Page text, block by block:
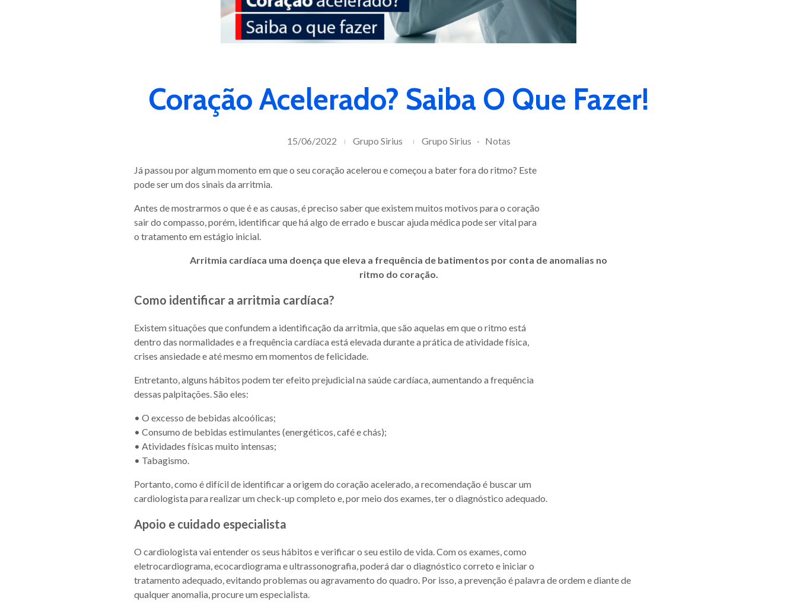
Coração Acelerado? Saiba O Que Fazer!
15/06/2022 Grupo Sirius Grupo Sirius Notas
Já passou por algum momento em que o seu coração acelerou e começou a bater fora do ritmo? Este
pode ser um dos sinais da arritmia.
Antes de mostrarmos o que é e as causas, é preciso saber que existem muitos motivos para o coração
sair do compasso, porém, identificar que há algo de errado e buscar ajuda médica pode ser vital para
o tratamento em estágio inicial.
Arritmia cardíaca uma doença que eleva a frequência de batimentos por conta de anomalias no
ritmo do coração.
Como identificar a arritmia cardíaca?
Existem situações que confundem a identificação da arritmia, que são aquelas em que o ritmo está
dentro das normalidades e a frequência cardíaca está elevada durante a prática de atividade física,
crises ansiedade e até mesmo em momentos de felicidade.
Entretanto, alguns hábitos podem ter efeito prejudicial na saúde cardíaca, aumentando a frequência
dessas palpitações. São eles:
• O excesso de bebidas alcoólicas;
• Consumo de bebidas estimulantes (energéticos, café e chás);
• Atividades físicas muito intensas;
• Tabagismo.
Portanto, como é difícil de identificar a origem do coração acelerado, a recomendação é buscar um
cardiologista para realizar um check-up completo e, por meio dos exames, ter o diagnóstico adequado.
Apoio e cuidado especialista
O cardiologista vai entender os seus hábitos e verificar o seu estilo de vida. Com os exames, como
eletrocardiograma, ecocardiograma e ultrassonografia, poderá dar o diagnóstico correto e iniciar o
tratamento adequado, evitando problemas ou agravamento do quadro. Por isso, a prevenção é palavra de ordem e diante de
qualquer anomalia, procure um especialista.